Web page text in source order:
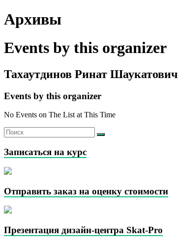
Архивы
Events by this organizer
Тахаутдинов Ринат Шаукатович
Events by this organizer
No Events on The List at This Time
Записаться на курс
Отправить заказ на оценку стоимости
Презентация дизайн-центра Skat-Pro